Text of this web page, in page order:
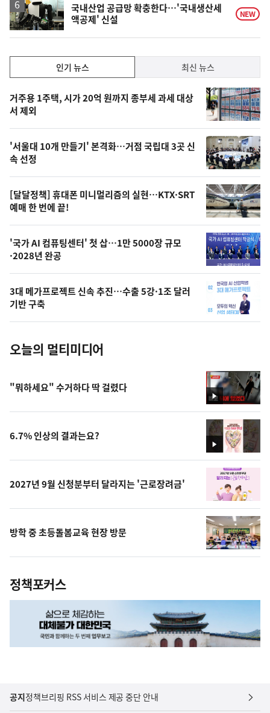
국내산업 공급망 확충한다…'국내생산세
액공제' 신설
NEW
기,
최
신,
오
늘
의
영
상
오
늘
사
진
인기 뉴스 최신 뉴스
기
뉴
스
거주용 1주택, 시가 20억 원까지 종부세 과세 대상
서 제외
'서울대 10개 만들기' 본격화…거점 국립대 3곳 신
속 선정
[달달정책] 휴대폰 미니멀리즘의 실현…KTX·SRT
예매 한 번에 끝!
'국가 AI 컴퓨팅센터' 첫 삽…1만 5000장 규모
·2028년 완공
3대 메가프로젝트 신속 추진…수출 5강·1조 달러
기반 구축
오늘의 멀티미디어
영
상
"뭐하세요" 수거하다 딱 걸렸다
영
상
6.7% 인상의 결과는요?
2027년 9월 신청분부터 달라지는 '근로장려금'
방학 중 초등돌봄교육 현장 방문
정책포커스
공지정책브리핑 RSS 서비스 제공 중단 안내